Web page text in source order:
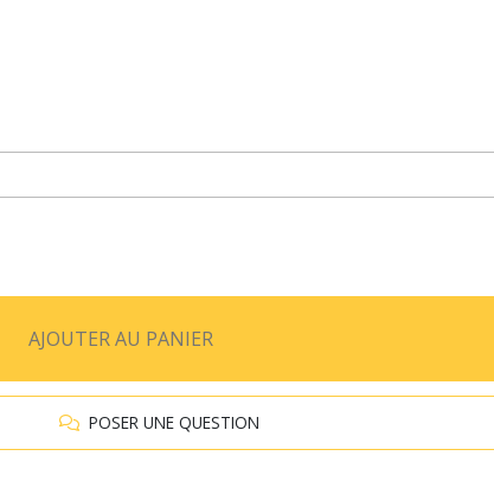
AJOUTER AU PANIER
POSER UNE QUESTION